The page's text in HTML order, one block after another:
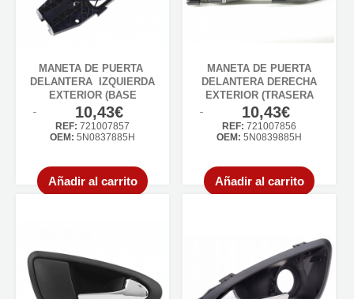
MANETA DE PUERTA
DELANTERA IZQUIERDA
EXTERIOR (BASE
INTERIOR)
10,43€
REF: 721007857
OEM: 5N0837885H
Añadir al carrito
MANETA DE PUERTA
DELANTERA DERECHA
EXTERIOR (TRASERA
DER=IZQ) (BASE INTERIOR)
10,43€
REF: 721007856
OEM: 5N0839885H
Añadir al carrito